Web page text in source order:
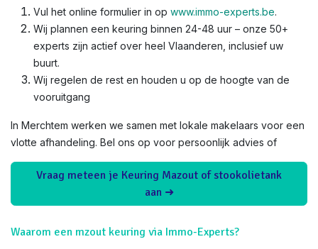
Vul het online formulier in op www.immo-experts.be.
Wij plannen een keuring binnen 24-48 uur – onze 50+
experts zijn actief over heel Vlaanderen, inclusief uw
buurt.
Wij regelen de rest en houden u op de hoogte van de
vooruitgang
In Merchtem werken we samen met lokale makelaars voor een
vlotte afhandeling. Bel ons op voor persoonlijk advies of
Vraag meteen je Keuring Mazout of stookolietank
aan ➜
Waarom een mzout keuring via Immo-Experts?